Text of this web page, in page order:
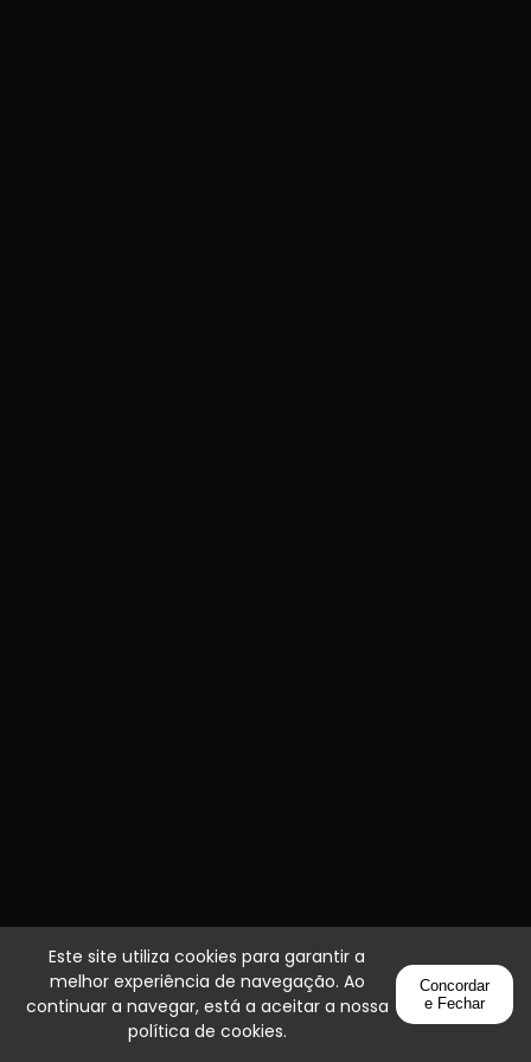
Este site utiliza cookies para garantir a
melhor experiência de navegação. Ao
continuar a navegar, está a aceitar a nossa
política de cookies.
Concordar
e Fechar